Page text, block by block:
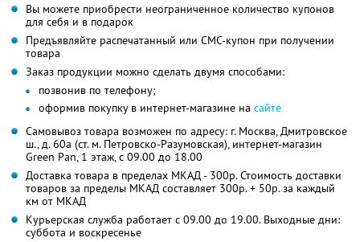
Вы можете приобрести неограниченное количество купонов
для себя и в подарок
Предъявляйте распечатанный или СМС-купон при получении
товара
Заказ продукции можно сделать двумя способами:
позвонив по телефону;
оформив покупку в интернет-магазине на сайте
Самовывоз товара возможен по адресу: г. Москва, Дмитровское
ш., д. 60а (ст. м. Петровско-Разумовская), интернет-магазин
Green Pan, 1 этаж, с 09.00 до 18.00
Доставка товара в пределах МКАД - 300р. Стоимость доставки
товаров за пределы МКАД составляет 300р. + 50р. за каждый
км от МКАД
Курьерская служба работает с 09.00 до 19.00. Выходные дни:
суббота и воскресенье